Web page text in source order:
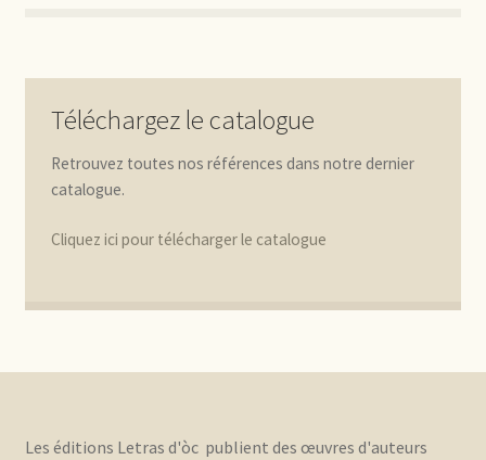
Téléchargez le catalogue
Retrouvez toutes nos références dans notre dernier
catalogue.
Cliquez ici pour télécharger le catalogue
Les éditions Letras d'òc publient des œuvres d'auteurs